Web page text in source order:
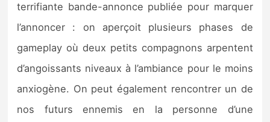
terrifiante bande-annonce publiée pour marquer
l’annoncer : on aperçoit plusieurs phases de
gameplay où deux petits compagnons arpentent
d’angoissants niveaux à l’ambiance pour le moins
anxiogène. On peut également rencontrer un de
nos futurs ennemis en la personne d’une